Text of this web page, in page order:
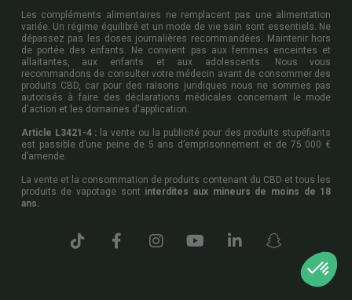
Les compléments alimentaires ne remplacent pas une alimentation
variée. Un régime équilibré et un mode de vie sain sont essentiels. Ne
dépassez pas les doses journalières recommandées. Maintenir hors
de portée des enfants. Ne convient pas aux femmes enceintes et
allaitantes, aux enfants et aux adolescents. Nous vous
recommandons de consulter votre médecin avant de consommer des
produits CBD, car pour des raisons juridiques nous ne sommes pas
autorisés à faire des déclarations médicales concernant le mode
d'action et les domaines d'application.
Article L3421-4 : la vente ou la publicité pour des produits stupéfiants
est passible d’une peine de 5 ans d’emprisonnement et de 75 000 €
d’amende.
La vente et la consommation de produits contenant du CBD et tous les
produits de vapotage sont interdites aux mineurs de moins de 18
ans.